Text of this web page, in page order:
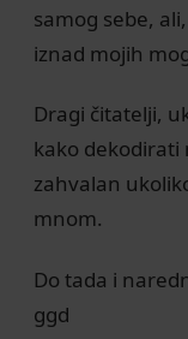
samog sebe,
iznad mojih
Dragi čitatelji,
kako dekodirati
zahvalan
mnom.
Do tada i
ggd